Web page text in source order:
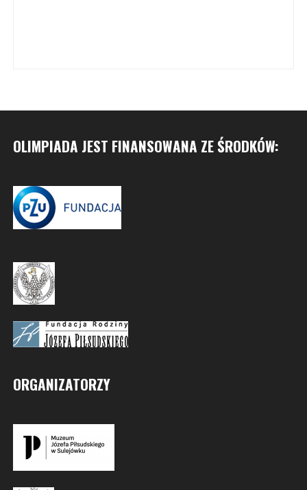
OLIMPIADA JEST FINANSOWANA ZE ŚRODKÓW:
ORGANIZATORZY